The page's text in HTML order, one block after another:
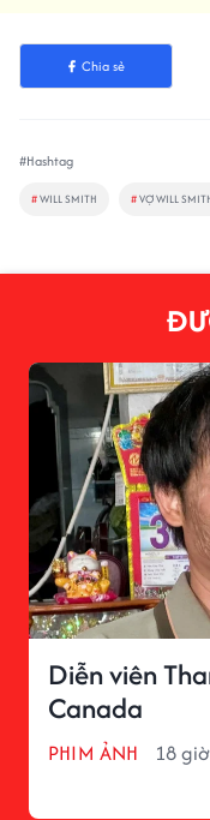
Chia sẻ
#Hashtag
#WILL SMITH #VỢ WILL
Diễn viên
Canada
PHIM ẢNH 18